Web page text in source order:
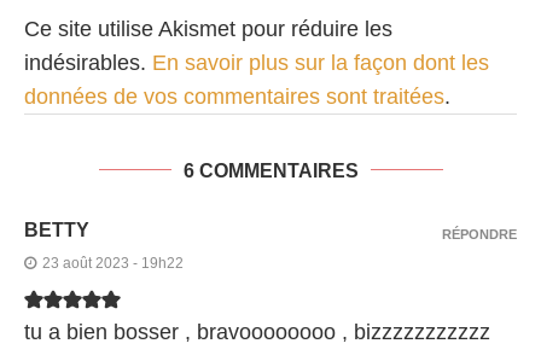
Ce site utilise Akismet pour réduire les
indésirables. En savoir plus sur la façon dont les
données de vos commentaires sont traitées.
6 COMMENTAIRES
BETTY
23 août 2023 - 19h22
tu a bien bosser , bravoooooooo , bizzzzzzzzzzz
RÉPONDRE